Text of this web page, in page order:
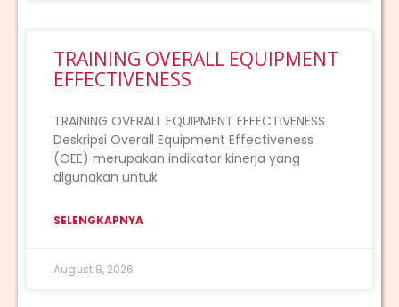
TRAINING OVERALL EQUIPMENT
EFFECTIVENESS
TRAINING OVERALL EQUIPMENT EFFECTIVENESS
Deskripsi Overall Equipment Effectiveness
(OEE) merupakan indikator kinerja yang
digunakan untuk
SELENGKAPNYA
August 8, 2026